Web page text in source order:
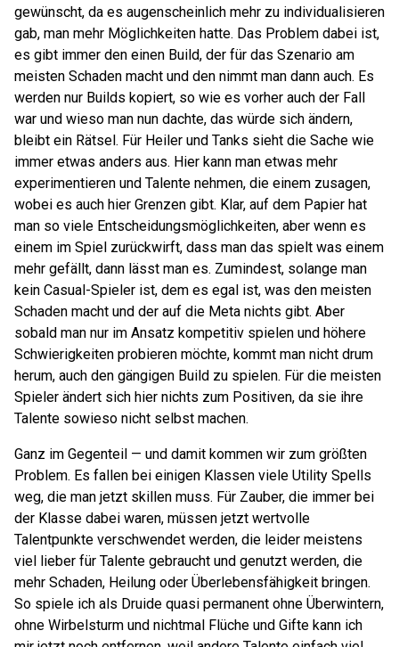
gewünscht, da es augenscheinlich mehr zu individualisieren
gab, man mehr Möglichkeiten hatte. Das Problem dabei ist,
es gibt immer den einen Build, der für das Szenario am
meisten Schaden macht und den nimmt man dann auch. Es
werden nur Builds kopiert, so wie es vorher auch der Fall
war und wieso man nun dachte, das würde sich ändern,
bleibt ein Rätsel. Für Heiler und Tanks sieht die Sache wie
immer etwas anders aus. Hier kann man etwas mehr
experimentieren und Talente nehmen, die einem zusagen,
wobei es auch hier Grenzen gibt. Klar, auf dem Papier hat
man so viele Entscheidungsmöglichkeiten, aber wenn es
einem im Spiel zurückwirft, dass man das spielt was einem
mehr gefällt, dann lässt man es. Zumindest, solange man
kein Casual-Spieler ist, dem es egal ist, was den meisten
Schaden macht und der auf die Meta nichts gibt. Aber
sobald man nur im Ansatz kompetitiv spielen und höhere
Schwierigkeiten probieren möchte, kommt man nicht drum
herum, auch den gängigen Build zu spielen. Für die meisten
Spieler ändert sich hier nichts zum Positiven, da sie ihre
Talente sowieso nicht selbst machen.
Ganz im Gegenteil — und damit kommen wir zum größten
Problem. Es fallen bei einigen Klassen viele Utility Spells
weg, die man jetzt skillen muss. Für Zauber, die immer bei
der Klasse dabei waren, müssen jetzt wertvolle
Talentpunkte verschwendet werden, die leider meistens
viel lieber für Talente gebraucht und genutzt werden, die
mehr Schaden, Heilung oder Überlebensfähigkeit bringen.
So spiele ich als Druide quasi permanent ohne Überwintern,
ohne Wirbelsturm und nichtmal Flüche und Gifte kann ich